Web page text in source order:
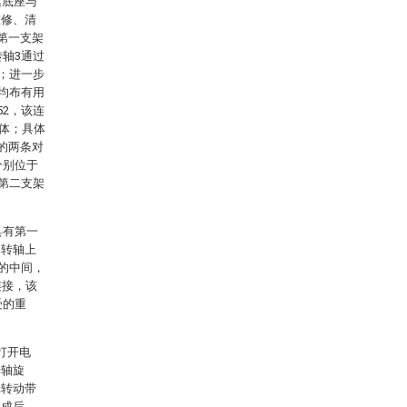
、清
一支架
3通过
进一步
布有用
，该连
；具体
两条对
别位于
二支架
第一
轴上
中间，
，该
的重
开电
旋
动带